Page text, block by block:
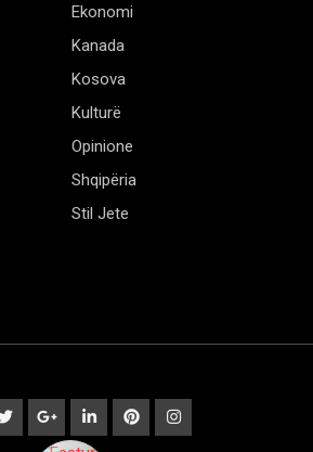
Ekonomi
Kanada
Kosova
Kulturë
Opinione
Shqipëria
Stil Jete